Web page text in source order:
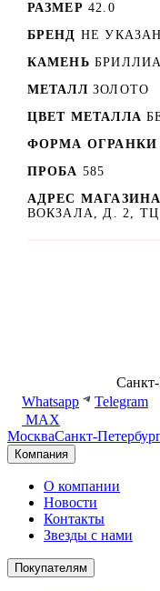
РАЗМЕР 42.0
БРЕНД НЕ УКАЗАН
КАМЕНЬ
МЕТАЛЛ ЗОЛОТО
ЦВЕТ МЕТАЛЛА
ФОРМА ОГРАНКИ
ПРОБА 585
АДРЕС МАГАЗИНА
ВОКЗАЛА, Д. 2,
Whatsapp
Telegram
MAX
МоскваСанкт-
Компания
О компании
Новости
Контакты
Звезды с нами
Покупателям